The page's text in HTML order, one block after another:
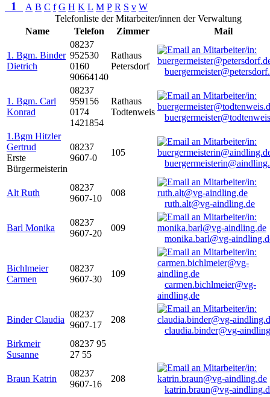
1 A B C f G H K L M P R S v W
Telefonliste der Mitarbeiter/innen der Verwaltung
Name
Telefon Zimmer Mail
1. Bgm. Binder
Dietrich
08237
952530
0160
90664140
Rathaus
Petersdorf
1. Bgm. Carl
Konrad
08237
959156
0174
1421854
Rathaus
Todtenweis
1.Bgm Hitzler
Gertrud
Erste
Bürgermeisterin
08237
9607-0
105
Alt Ruth
08237
9607-10
008
ruth.alt@vg-aindling.de
Barl Monika
08237
9607-20
009
monika.barl@vg-
Bichlmeier
Carmen
08237
9607-30
109
carmen.bichlmeier@vg-
aindling.de
Binder Claudia
08237
9607-17
208
claudia.binder@vg-
Birkmeir
Susanne
08237 95
27 55
Braun Katrin
08237
9607-16
208
katrin.braun@vg-